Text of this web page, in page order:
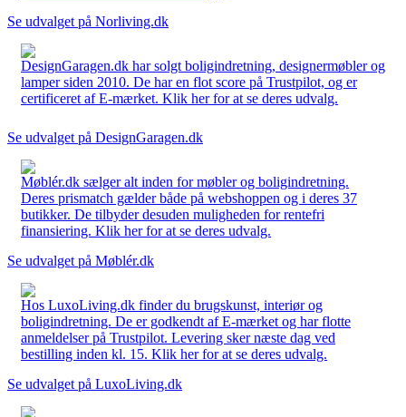
Se udvalget på Norliving.dk
DesignGaragen.dk har solgt boligindretning, designermøbler og
lamper siden 2010. De har en flot score på Trustpilot, og er
certificeret af E-mærket. Klik her for at se deres udvalg.
Se udvalget på DesignGaragen.dk
Møblér.dk sælger alt inden for møbler og boligindretning.
Deres prismatch gælder både på webshoppen og i deres 37
butikker. De tilbyder desuden muligheden for rentefri
finansiering. Klik her for at se deres udvalg.
Se udvalget på Møblér.dk
Hos LuxoLiving.dk finder du brugskunst, interiør og
boligindretning. De er godkendt af E-mærket og har flotte
anmeldelser på Trustpilot. Levering sker næste dag ved
bestilling inden kl. 15. Klik her for at se deres udvalg.
Se udvalget på LuxoLiving.dk